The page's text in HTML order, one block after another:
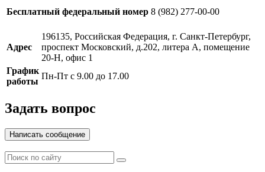
Бесплатный федеральный номер 8 (982) 277-00-00
Адрес
196135, Российская Федерация, г. Санкт-Петербург,
проспект Московский, д.202, литера А, помещение
20-Н, офис 1
График
работы
Пн-Пт с 9.00 до 17.00
Задать вопрос
Написать сообщение